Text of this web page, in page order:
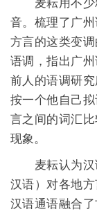
麦耘用不少
音。梳理了广
方言的这类变
语调，指出广
前人的语调研
按一个他自己
言之间的词汇
现象。
麦耘认为汉
汉语）对各地方
汉语通语融合